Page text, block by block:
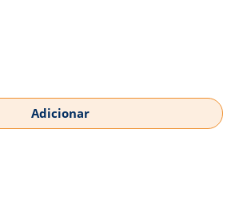
Adicionar